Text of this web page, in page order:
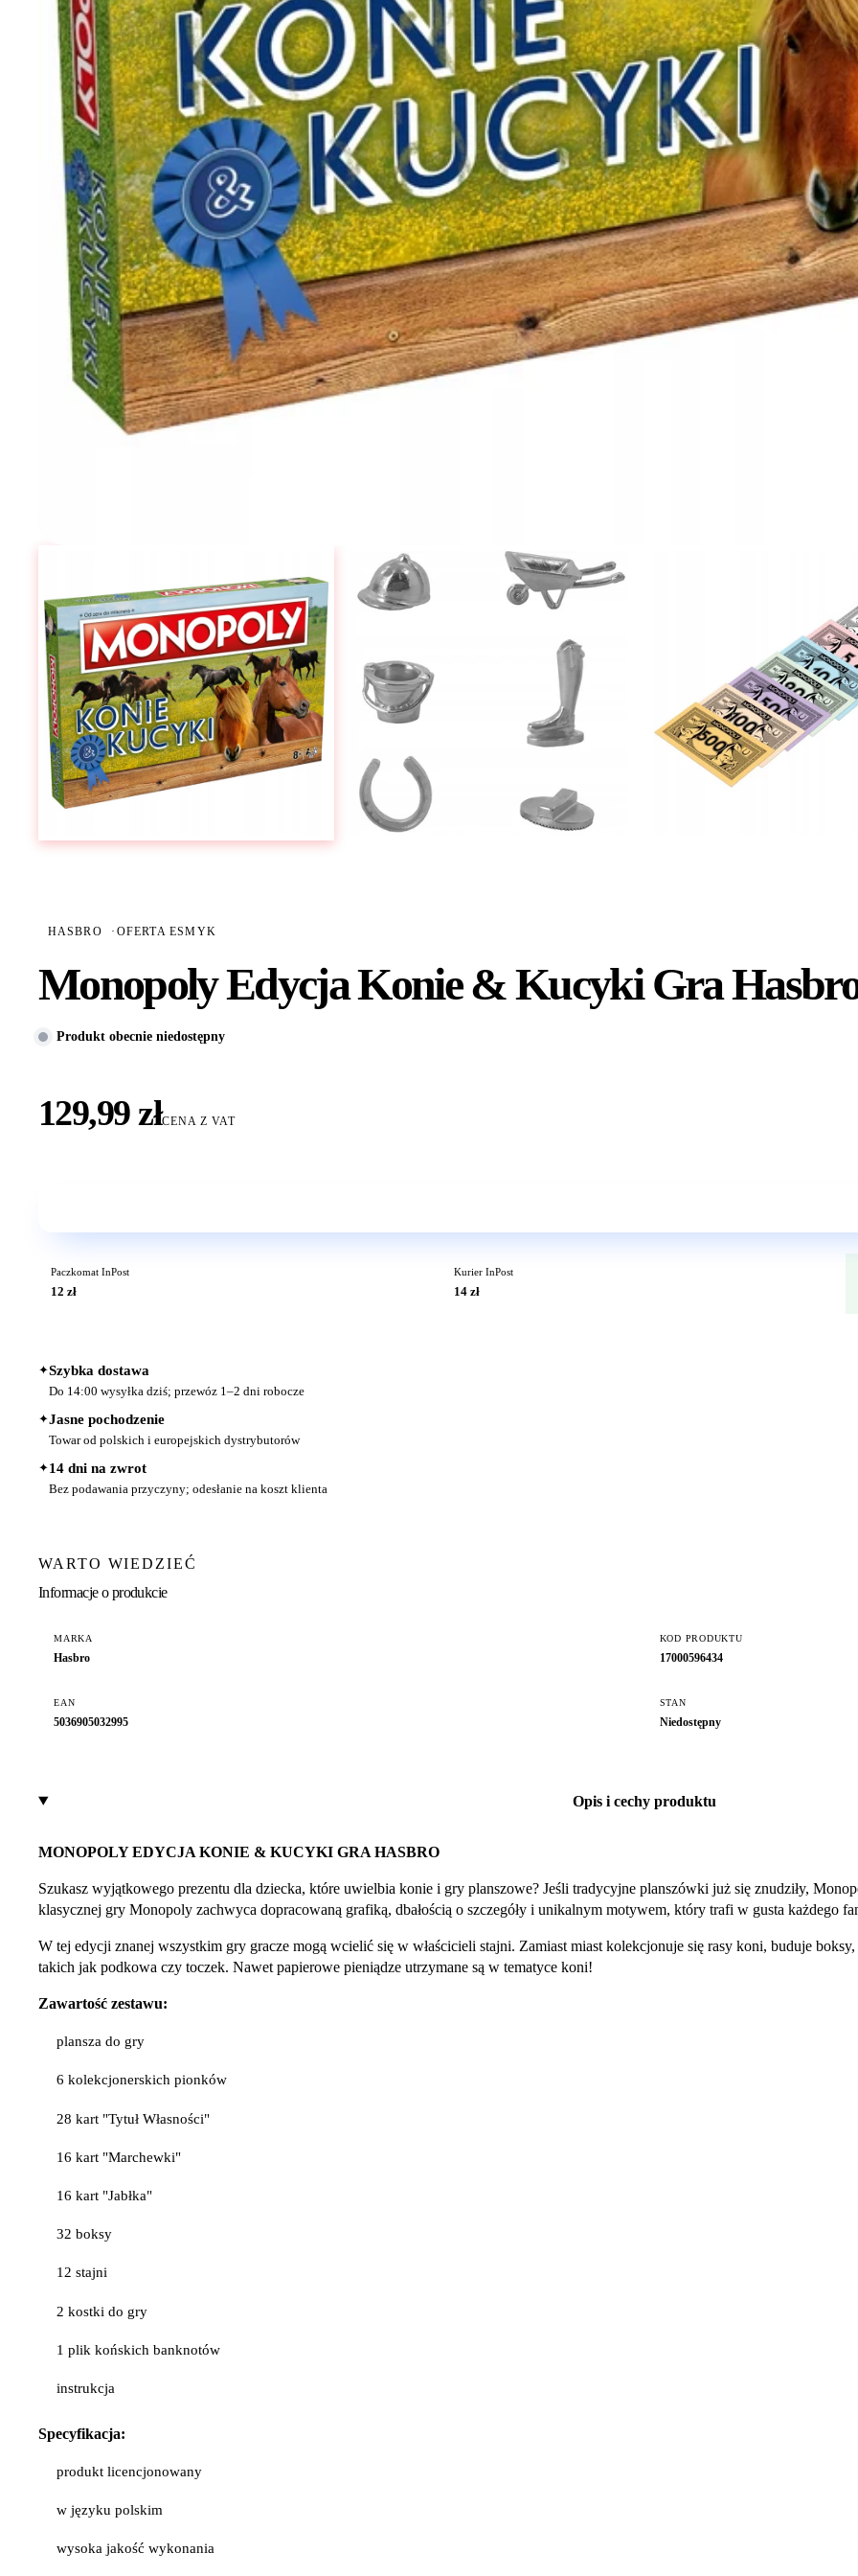
HASBRO · OFERTA ESMYK
Monopoly Edycja Konie & Kucyki Gra
Produkt obecnie niedostępny
129,99 złCENA Z VAT
Paczkomat InPost
12 zł
Kurier InPost
14 zł
✦Szybka dostawa
Do 14:00 wysyłka dziś; przewóz 1–2 dni robocze
✦Jasne pochodzenie
Towar od polskich i europejskich dystrybutorów
✦14 dni na zwrot
Bez podawania przyczyny; odesłanie na koszt klienta
WARTO WIEDZIEĆ
Informacje o produkcie
MARKA
Hasbro
KOD PRODUKTU
17000596434
EAN
5036905032995
STAN
Niedostępny
Opis i cechy produktu
MONOPOLY EDYCJA KONIE & KUCYKI GRA HASBRO
Szukasz wyjątkowego prezentu dla dziecka, które uwielbia konie i gry planszowe? Jeśli tradycyjne planszówki już się znudziły,
klasycznej gry Monopoly zachwyca dopracowaną grafiką, dbałością o szczegóły i unikalnym motywem, który trafi w gusta każdego
W tej edycji znanej wszystkim gry gracze mogą wcielić się w właścicieli stajni. Zamiast miast kolekcjonuje się rasy koni, buduje
takich jak podkowa czy toczek. Nawet papierowe pieniądze utrzymane są w tematyce koni!
Zawartość zestawu:
plansza do gry
6 kolekcjonerskich pionków
28 kart "Tytuł Własności"
16 kart "Marchewki"
16 kart "Jabłka"
32 boksy
12 stajni
2 kostki do gry
1 plik końskich banknotów
instrukcja
Specyfikacja:
produkt licencjonowany
w języku polskim
wysoka jakość wykonania